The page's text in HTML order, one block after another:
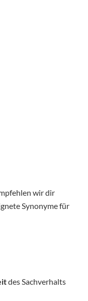
wir dir
Synonyme für
des Sachverhalts